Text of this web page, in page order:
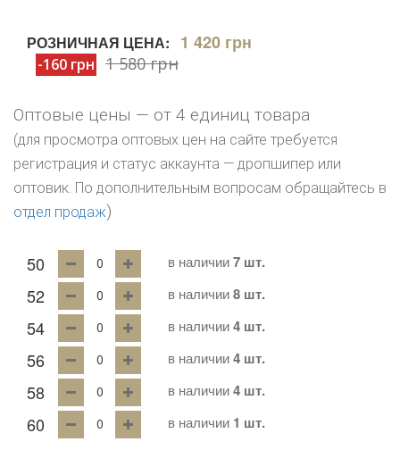
РОЗНИЧНАЯ ЦЕНА: 1 420 грн
-160 грн 1 580 грн
Оптовые цены — от 4 единиц товара
(для просмотра оптовых цен на сайте требуется
регистрация и статус аккаунта — дропшипер или
оптовик. По дополнительным вопросам обращайтесь в
отдел продаж)
50 в наличии7 шт.
52 в наличии8 шт.
54 в наличии4 шт.
56 в наличии4 шт.
58 в наличии4 шт.
60 в наличии 1 шт.